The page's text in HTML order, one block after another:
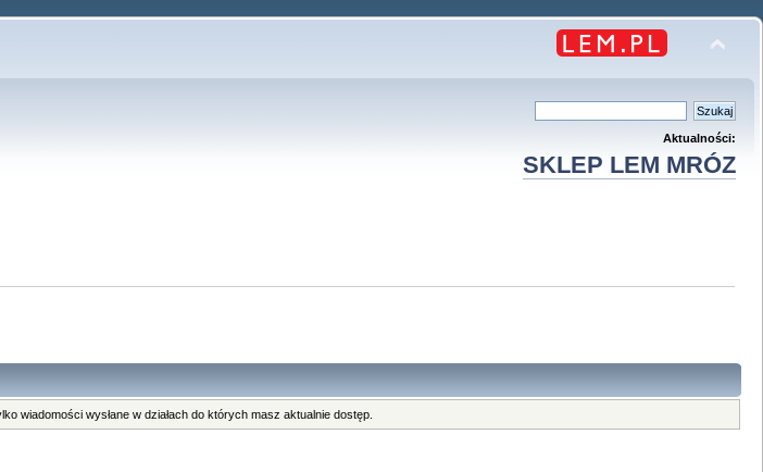
Aktualności:
SKLEP LEM MRÓZ
wiadomości wysłane w działach do których masz aktualnie dostęp.